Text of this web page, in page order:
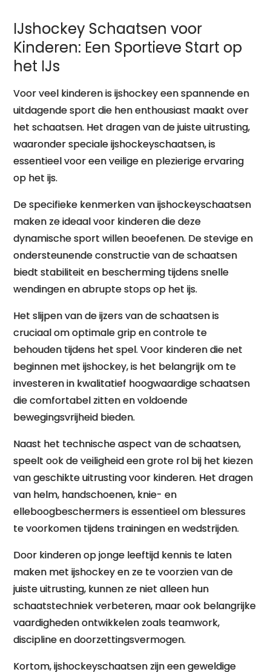
het IJs
IJshockey Schaatsen voor
Kinderen: Een Sportieve Start op
het IJs
Voor veel kinderen is ijshockey een spannende en
uitdagende sport die hen enthousiast maakt over
het schaatsen. Het dragen van de juiste uitrusting,
waaronder speciale ijshockeyschaatsen, is
essentieel voor een veilige en plezierige ervaring
op het ijs.
De specifieke kenmerken van ijshockeyschaatsen
maken ze ideaal voor kinderen die deze
dynamische sport willen beoefenen. De stevige en
ondersteunende constructie van de schaatsen
biedt stabiliteit en bescherming tijdens snelle
wendingen en abrupte stops op het ijs.
Het slijpen van de ijzers van de schaatsen is
cruciaal om optimale grip en controle te
behouden tijdens het spel. Voor kinderen die net
beginnen met ijshockey, is het belangrijk om te
investeren in kwalitatief hoogwaardige schaatsen
die comfortabel zitten en voldoende
bewegingsvrijheid bieden.
Naast het technische aspect van de schaatsen,
speelt ook de veiligheid een grote rol bij het kiezen
van geschikte uitrusting voor kinderen. Het dragen
van helm, handschoenen, knie- en
elleboogbeschermers is essentieel om blessures
te voorkomen tijdens trainingen en wedstrijden.
Door kinderen op jonge leeftijd kennis te laten
maken met ijshockey en ze te voorzien van de
juiste uitrusting, kunnen ze niet alleen hun
schaatstechniek verbeteren, maar ook belangrijke
vaardigheden ontwikkelen zoals teamwork,
discipline en doorzettingsvermogen.
Kortom, ijshockeyschaatsen zijn een geweldige